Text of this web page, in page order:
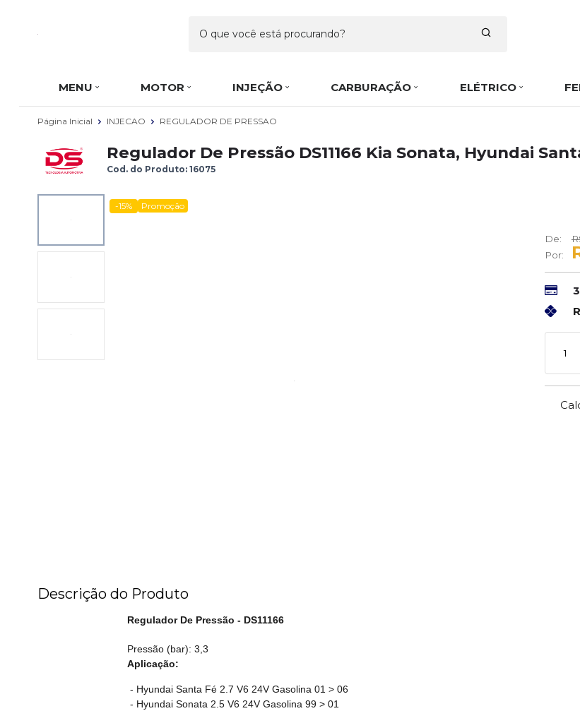
MENU MOTOR INJEÇÃO CARBURAÇÃO ELÉTRICO
Página Inicial INJECAO REGULADOR DE PRESSAO
Regulador De Pressão DS11166 Kia Sonata, Hyundai
Cod. do Produto: 16075
-15% Promoção
De:
Por:
Descrição do Produto
Regulador De Pressão - DS11166
Pressão (bar): 3,3
Aplicação:
- Hyundai Santa Fé 2.7 V6 24V Gasolina 01 > 06
- Hyundai Sonata 2.5 V6 24V Gasolina 99 > 01